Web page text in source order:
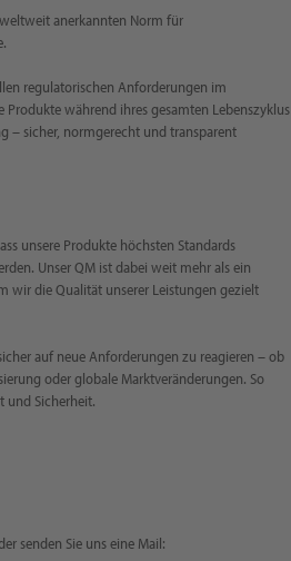
anerkannten Norm für
regulatorischen Anforderungen im
während ihres gesamten Lebenszyklus
– sicher, normgerecht und transparent
unsere Produkte höchsten Standards
Unser QM ist dabei weit mehr als ein
wir die Qualität unserer Leistungen gezielt
auf neue Anforderungen zu reagieren – ob
oder globale Marktveränderungen. So
und Sicherheit.
senden Sie uns eine Mail: